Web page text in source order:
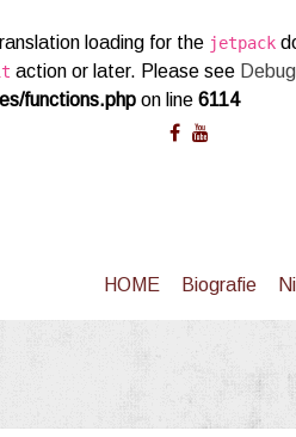
loading for the jetpack
action or later. Please see
functions.php on line 6114
HOME
Biografie